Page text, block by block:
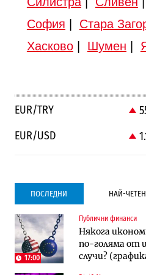
София
Стара
Хасково| Шумен
EUR/TRY
EUR/USD
ПОСЛЕДНИ НАЙ-
17:00
Публични финанси
Някога
по-голяма от
случи?
Градоустройство
Столична
трасе по бул.
Компании
Vivacom
90%